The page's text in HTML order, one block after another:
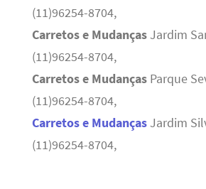
(11)96254-8704,
Carretos e MudançasJardim
(11)96254-8704,
Carretos e Mudanças Parque
(11)96254-8704,
Carretos e MudançasJardim
(11)96254-8704,